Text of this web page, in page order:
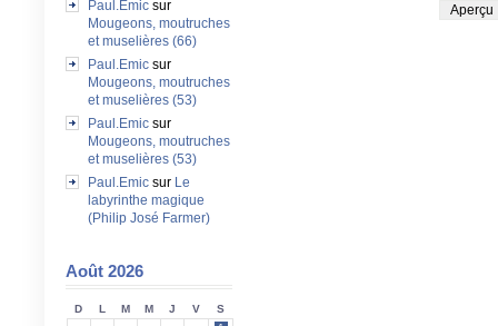
Paul.Emic sur
Mougeons, moutruches
et muselières (66)
Paul.Emic sur
Mougeons, moutruches
et muselières (53)
Paul.Emic sur
Mougeons, moutruches
et muselières (53)
Paul.Emic sur Le
labyrinthe magique
(Philip José Farmer)
Août 2026
D L M M J V
S